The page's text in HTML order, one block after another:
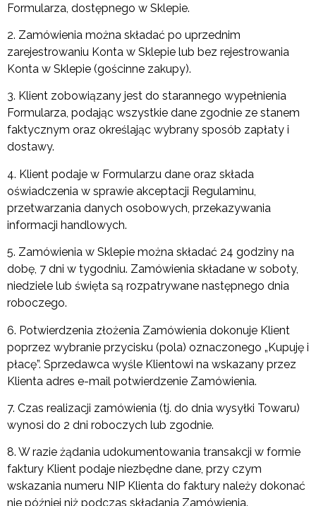
Formularza, dostępnego w Sklepie.
2. Zamówienia można składać po uprzednim
zarejestrowaniu Konta w Sklepie lub bez rejestrowania
Konta w Sklepie (gościnne zakupy).
3. Klient zobowiązany jest do starannego wypełnienia
Formularza, podając wszystkie dane zgodnie ze stanem
faktycznym oraz określając wybrany sposób zapłaty i
dostawy.
4. Klient podaje w Formularzu dane oraz składa
oświadczenia w sprawie akceptacji Regulaminu,
przetwarzania danych osobowych, przekazywania
informacji handlowych.
5. Zamówienia w Sklepie można składać 24 godziny na
dobę, 7 dni w tygodniu. Zamówienia składane w soboty,
niedziele lub święta są rozpatrywane następnego dnia
roboczego.
6. Potwierdzenia złożenia Zamówienia dokonuje Klient
poprzez wybranie przycisku (pola) oznaczonego „Kupuję i
płacę”. Sprzedawca wyśle Klientowi na wskazany przez
Klienta adres e-mail potwierdzenie Zamówienia.
7. Czas realizacji zamówienia (tj. do dnia wysyłki Towaru)
wynosi do 2 dni roboczych lub zgodnie.
8. W razie żądania udokumentowania transakcji w formie
faktury Klient podaje niezbędne dane, przy czym
wskazania numeru NIP Klienta do faktury należy dokonać
nie później niż podczas składania Zamówienia.